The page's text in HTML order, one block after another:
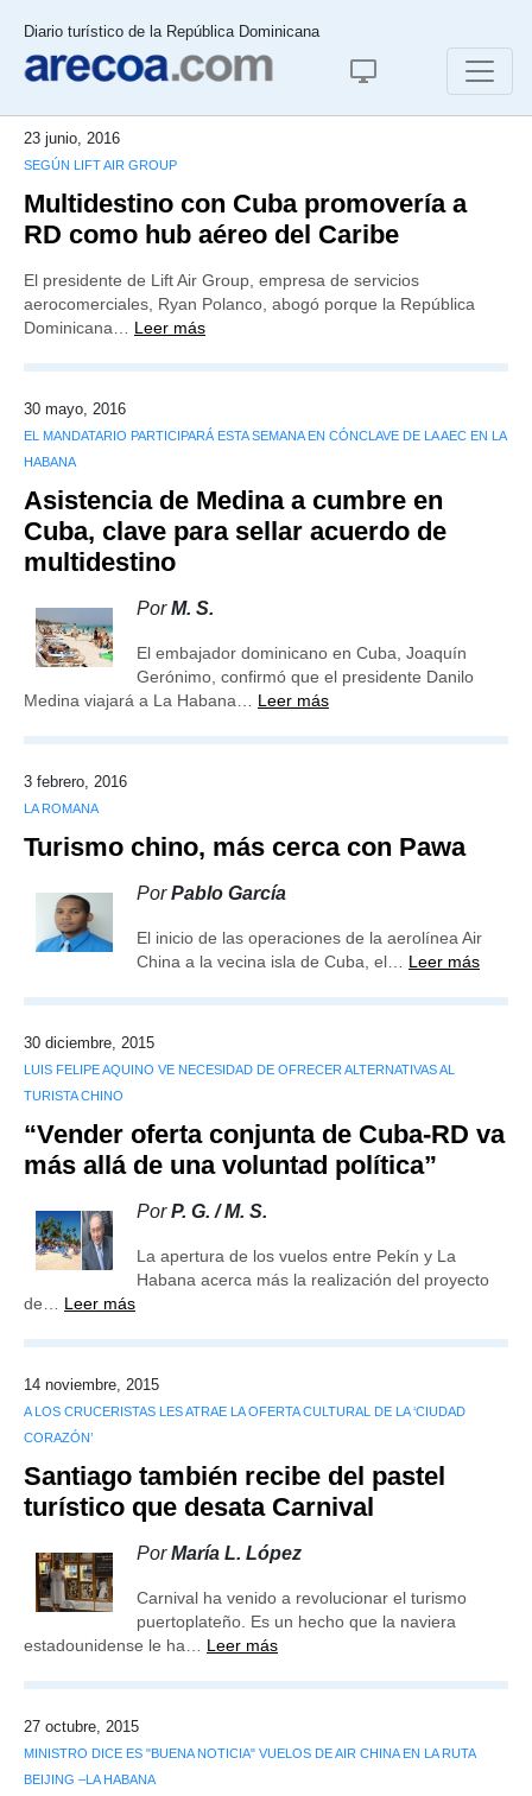
Diario turístico de la República Dominicana
23 junio, 2016
SEGÚN LIFT AIR GROUP
Multidestino con Cuba promovería a
RD como hub aéreo del Caribe
El presidente de Lift Air Group, empresa de servicios
aerocomerciales, Ryan Polanco, abogó porque la República
Dominicana… Leer más
30 mayo, 2016
EL MANDATARIO PARTICIPARÁ ESTA SEMANA EN CÓNCLAVE DE LA AEC EN LA
HABANA
Asistencia de Medina a cumbre en
Cuba, clave para sellar acuerdo de
multidestino
PorM. S.
El embajador dominicano en Cuba, Joaquín
Gerónimo, confirmó que el presidente Danilo
Medina viajará a La Habana… Leer más
3 febrero, 2016
LA ROMANA
Turismo chino, más cerca con Pawa
PorPablo García
El inicio de las operaciones de la aerolínea Air
China a la vecina isla de Cuba, el… Leer más
30 diciembre, 2015
LUIS FELIPE AQUINO VE NECESIDAD DE OFRECER ALTERNATIVAS AL
TURISTA CHINO
“Vender oferta conjunta de Cuba-RD va
más allá de una voluntad política”
PorP. G. / M. S.
La apertura de los vuelos entre Pekín y La
Habana acerca más la realización del proyecto
de… Leer más
14 noviembre, 2015
A LOS CRUCERISTAS LES ATRAE LA OFERTA CULTURAL DE LA ‘CIUDAD
CORAZÓN’
Santiago también recibe del pastel
turístico que desata Carnival
PorMaría L. López
Carnival ha venido a revolucionar el turismo
puertoplateño. Es un hecho que la naviera
estadounidense le ha… Leer más
27 octubre, 2015
MINISTRO DICE ES "BUENA NOTICIA" VUELOS DE AIR CHINA EN LA RUTA
BEIJING –LA HABANA